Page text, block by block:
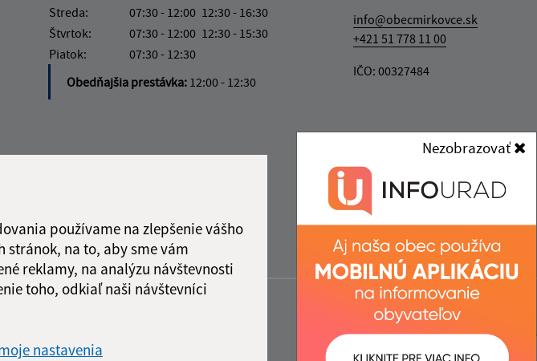
používame na zlepšenie vášho
na to, aby sme vám
reklamy, na analýzu návštevnosti
toho, odkiaľ naši návštevníci
nastavenia
Nezobrazovať
Streda:
07:30 - 12:00 12:30 - 16:30
Štvrtok:
07:30 - 12:00 12:30 - 15:30
Piatok:
07:30 - 12:30
Obedňajšia prestávka: 12:00 - 12:30
info@obecmirkovce.sk
+421 51 778 11 00
IČO: 00327484